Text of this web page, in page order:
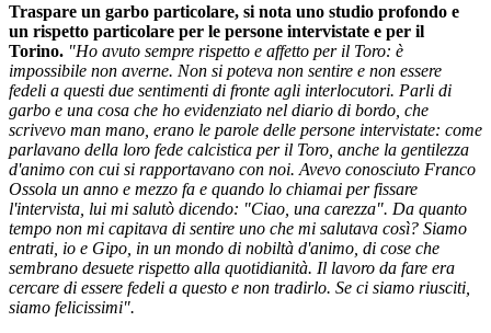
Traspare un garbo particolare, si nota uno studio profondo e
un rispetto particolare per le persone intervistate e per il
Torino. "Ho avuto sempre rispetto e affetto per il Toro: è
impossibile non averne. Non si poteva non sentire e non essere
fedeli a questi due sentimenti di fronte agli interlocutori. Parli di
garbo e una cosa che ho evidenziato nel diario di bordo, che
scrivevo man mano, erano le parole delle persone intervistate: come
parlavano della loro fede calcistica per il Toro, anche la gentilezza
d'animo con cui si rapportavano con noi. Avevo conosciuto Franco
Ossola un anno e mezzo fa e quando lo chiamai per fissare
l'intervista, lui mi salutò dicendo: "Ciao, una carezza". Da quanto
tempo non mi capitava di sentire uno che mi salutava così? Siamo
entrati, io e Gipo, in un mondo di nobiltà d'animo, di cose che
sembrano desuete rispetto alla quotidianità. Il lavoro da fare era
cercare di essere fedeli a questo e non tradirlo. Se ci siamo riusciti,
siamo felicissimi".